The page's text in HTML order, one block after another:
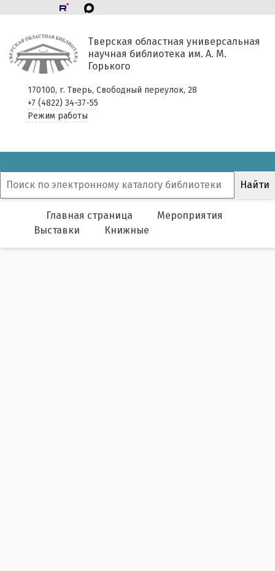
Тверская областная универсальная
научная библиотека им. А. М.
Горького
170100, г. Тверь, Свободный переулок, 28
+7 (4822) 34-37-55
Режим работы
Главная страница
Мероприятия
Выставки
Книжные